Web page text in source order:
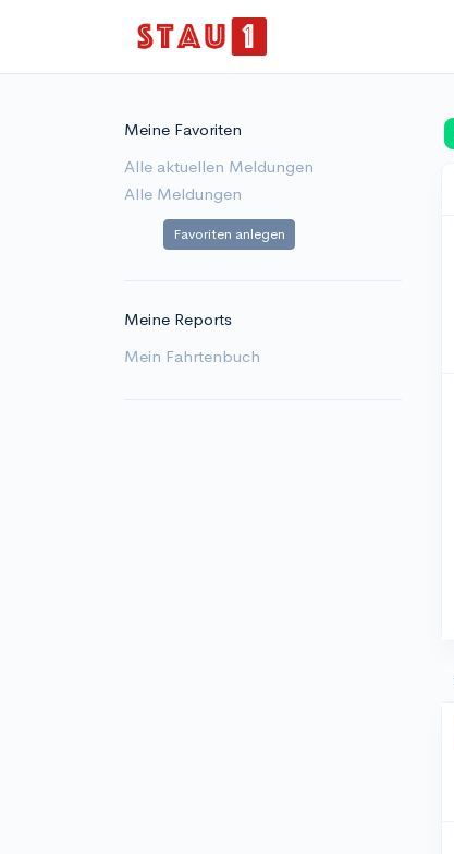
Meine Favoriten
Alle aktuellen Meldungen
Alle Meldungen
Favoriten anlegen
Meine Reports
Mein Fahrtenbuch